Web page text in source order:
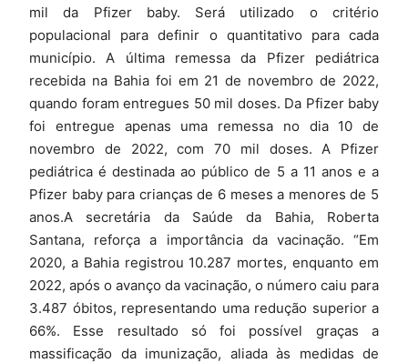
mil da Pfizer baby. Será utilizado o critério
populacional para definir o quantitativo para cada
município. A última remessa da Pfizer pediátrica
recebida na Bahia foi em 21 de novembro de 2022,
quando foram entregues 50 mil doses. Da Pfizer baby
foi entregue apenas uma remessa no dia 10 de
novembro de 2022, com 70 mil doses. A Pfizer
pediátrica é destinada ao público de 5 a 11 anos e a
Pfizer baby para crianças de 6 meses a menores de 5
anos.A secretária da Saúde da Bahia, Roberta
Santana, reforça a importância da vacinação. “Em
2020, a Bahia registrou 10.287 mortes, enquanto em
2022, após o avanço da vacinação, o número caiu para
3.487 óbitos, representando uma redução superior a
66%. Esse resultado só foi possível graças a
massificação da imunização, aliada às medidas de